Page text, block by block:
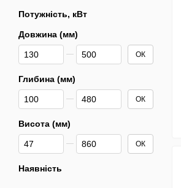
Потужність, кВт
Довжина (мм)
Від Довжина (мм)
До Довжина (мм) ОК
Глибина (мм)
Від Глибина (мм)
До Глибина (мм) ОК
Висота (мм)
Від Висота (мм)
До Висота (мм) ОК
Наявність